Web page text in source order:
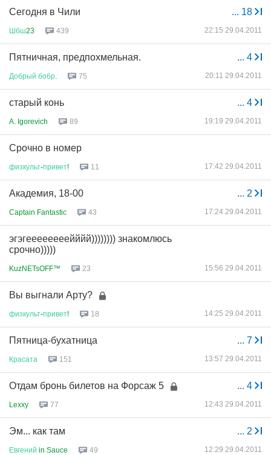
... 18
Сегодня в Чили
Шбш23 439 22:15 29.04.2011
... 4
Пятничная, предпохмельная.
Добрый бобр 75 20:11 29.04.2011
... 4
старый конь
A. Igorevich 89 19:19 29.04.2011
Срочно в номер
физкульт-привет! 11 17:42 29.04.2011
... 2
Академия, 18-00
Captain Fantastic 43 17:24 29.04.2011
эгэгеееееееейййй)))))))) знакомлюсь
срочно)))))
KuzNETsOFF™ 23 15:56 29.04.2011
Вы выгнали Арту?
физкульт-привет! 18 14:25 29.04.2011
... 7
Пятница-бухатница
Красата 151 13:57 29.04.2011
... 4
Отдам бронь билетов на Форсаж 5
Lexxy 77 12:43 29.04.2011
... 2
Эм... как там
Евгений in Sauce 49 12:29 29.04.2011